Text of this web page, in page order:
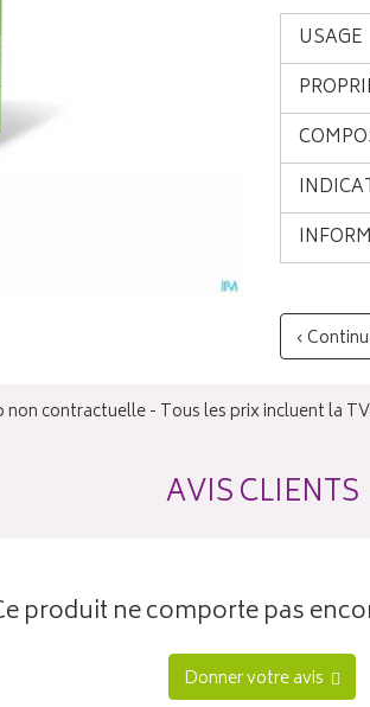
USAGE
‹
non contractuelle - Tous les prix incluent la
AVIS CLIENTS
produit ne comporte pas
Donner votre avis